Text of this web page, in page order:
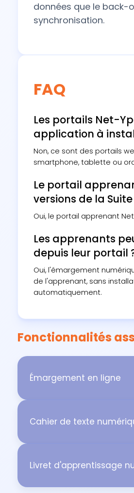
données que le back-
synchronisation.
FAQ
Les portails Net-
application à
Non, ce sont des portails
smartphone, tablette ou
Le portail
versions de la
Oui, le portail apprenant
Les apprenants
depuis leur portail
Oui, l'émargement
de l'apprenant, sans
automatiquement.
Fonctionnalités
Émargement en ligne
Cahier de texte
Livret d'apprentissage